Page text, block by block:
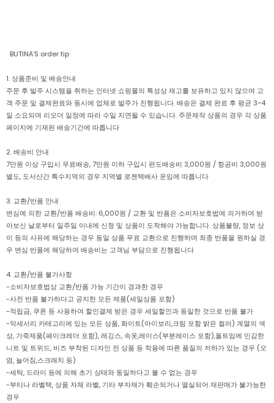
BUTINA'S order tip
1. 상품준비 및 배송안내
주문 후 발주 시스템을 취하는 인터넷 쇼핑몰의 특성상 재고를 보유하고 있지 않으며 고
객 주문 및 결제완료와 동시에 업체로 발주가 진행됩니다. 배송은 결제 완료 후 평균 3~4
일 소요되며 리오더 일정에 따라 수일 지연될 수 있습니다. 주문제작 상품의 경우 각 상품
페이지에 기재된 배송기간에 따릅니다
2. 배송비 안내
7만원 이상 구입시 무료배송, 7만원 이하 구입시 편도배송비 3,000원 / 항공비 3,000원
별도, 도서산간 특수지역의 경우 지역별 로젠택배사 운임에 따릅니다
3. 교환/반품 안내
변심에 의한 교환/반품 배송비: 6,000원 / 교환 및 반품은 소비자보호법에 의거하여 받
아보신 날로부터 일주일 이내에 신청 및 상품이 도착해야 가능합니다. 상품불량, 정보 상
이 등의 사유에 해당하는 경우 동일 상품 무료 교환으로 진행하며 최종 반품을 원하실 경
우 변심 반품에 해당하여 배송비는 고객님 부담으로 진행됩니다
4. 교환/반품 불가사항
-소비자보호법상 교환/반품 가능 기간이 경과한 경우
-사전 반품 불가하다고 공지한 모든 제품(세일상품 포함)
-적립금, 쿠폰 등 사용하여 할인결제 받은 경우 세일할인과 동일한 것으로 반품 불가
-악세서리 카테고리에 있는 모든 상품, 화이트(아이보리,크림 포함 밝은 컬러) 계열의 색
상, 가죽제품(페이크레더 포함), 레깅스, 속옷,레이스(부분레이스 포함),올트임에 민감한
니트 및 트위드, 비즈 부착된 디자인 전 상품 등 착용에 따른 품질의 저하가 있는 경우 (오
염, 늘어짐,스크래치 등)
-세탁, 드라이 등에 의해 초기 상태와 동일하다고 볼 수 없는 경우
-부티나 라벨택, 상품 자체 라벨, 기타 부자재가 훼손되거나 멸실되어 재판매가 불가능한
경우